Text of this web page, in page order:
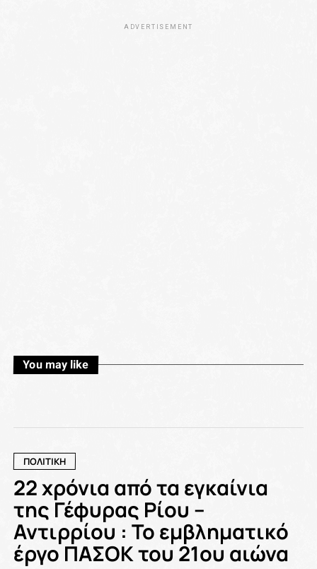
ADVERTISEMENT
You may like
ΠΟΛΙΤΙΚΗ
22 χρόνια από τα εγκαίνια
της Γέφυρας Ρίου –
Αντιρρίου : Το εμβληματικό
έργο ΠΑΣΟΚ του 21ου αιώνα